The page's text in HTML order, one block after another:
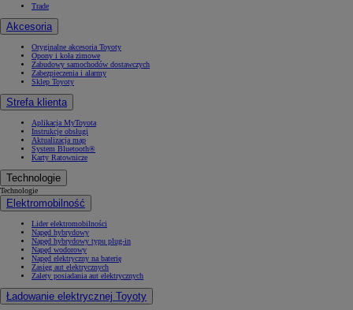
Trade
Akcesoria
Oryginalne akcesoria Toyoty
Opony i koła zimowe
Zabudowy samochodów dostawczych
Zabezpieczenia i alarmy
Sklep Toyoty
Strefa klienta
Aplikacja MyToyota
Instrukcje obsługi
Aktualizacja map
System Bluetooth®
Karty Ratownicze
Technologie
Technologie
Elektromobilność
Lider elektromobilności
Napęd hybrydowy
Napęd hybrydowy typu plug-in
Napęd wodorowy
Napęd elektryczny na baterię
Zasięg aut elektrycznych
Zalety posiadania aut elektrycznych
Ładowanie elektrycznej Toyoty